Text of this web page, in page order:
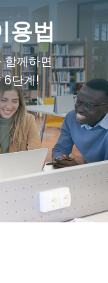
용법
함께하면
6단계!